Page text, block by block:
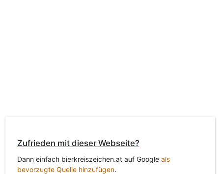
Zufrieden mit dieser Webseite?
Dann einfach bierkreiszeichen.at auf Google als
bevorzugte Quelle hinzufügen.